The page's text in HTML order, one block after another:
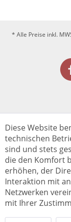
* Alle Preise inkl.
Diese Website
technischen
sind und stets
die den Komfort
erhöhen, der
Interaktion mit
Netzwerken
mit Ihrer